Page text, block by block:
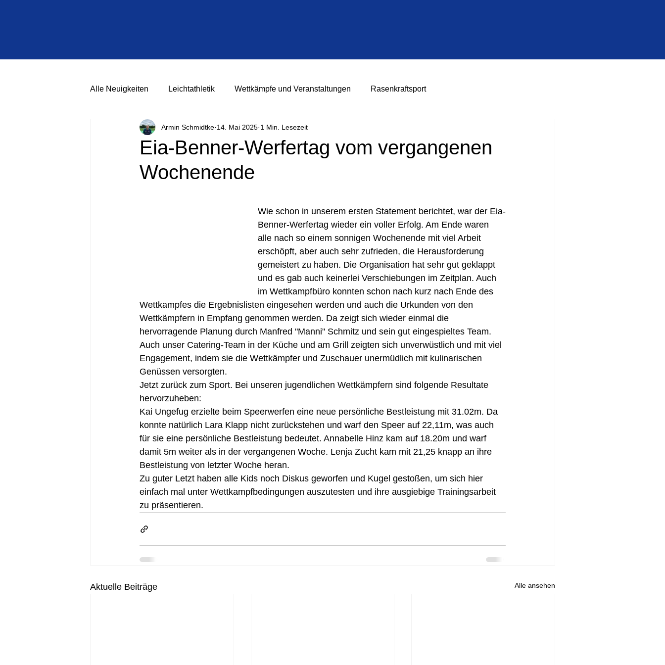
Alle Neuigkeiten Leichtathletik Wettkämpfe und Veranstaltungen Rasenkraftsport
Eia-Benner-Werfertag vom vergangenen
Wochenende
Armin Schmidtke 14. Mai 2025 1 Min. Lesezeit
Wie schon in unserem ersten Statement berichtet, war der Eia-
Benner-Werfertag wieder ein voller Erfolg. Am Ende waren
alle nach so einem sonnigen Wochenende mit viel Arbeit
erschöpft, aber auch sehr zufrieden, die Herausforderung
gemeistert zu haben. Die Organisation hat sehr gut geklappt
und es gab auch keinerlei Verschiebungen im Zeitplan. Auch
im Wettkampfbüro konnten schon nach kurz nach Ende des
Wettkampfes die Ergebnislisten eingesehen werden und auch die Urkunden von den
Wettkämpfern in Empfang genommen werden. Da zeigt sich wieder einmal die
hervorragende Planung durch Manfred "Manni" Schmitz und sein gut eingespieltes Team.
Auch unser Catering-Team in der Küche und am Grill zeigten sich unverwüstlich und mit viel
Engagement, indem sie die Wettkämpfer und Zuschauer unermüdlich mit kulinarischen
Genüssen versorgten.
Jetzt zurück zum Sport. Bei unseren jugendlichen Wettkämpfern sind folgende Resultate
hervorzuheben:
Kai Ungefug erzielte beim Speerwerfen eine neue persönliche Bestleistung mit 31.02m. Da
konnte natürlich Lara Klapp nicht zurückstehen und warf den Speer auf 22,11m, was auch
für sie eine persönliche Bestleistung bedeutet. Annabelle Hinz kam auf 18.20m und warf
damit 5m weiter als in der vergangenen Woche. Lenja Zucht kam mit 21,25 knapp an ihre
Bestleistung von letzter Woche heran.
Zu guter Letzt haben alle Kids noch Diskus geworfen und Kugel gestoßen, um sich hier
einfach mal unter Wettkampfbedingungen auszutesten und ihre ausgiebige Trainingsarbeit
zu präsentieren.
Aktuelle Beiträge Alle ansehen